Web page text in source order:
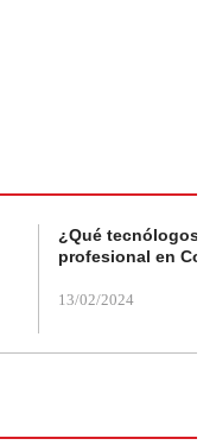
¿Qué tecnólogos
profesional en
13/02/2024